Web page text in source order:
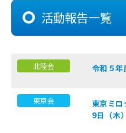
活動報告一覧
北陸会 令和５
東京会
東京ミ
9日（木